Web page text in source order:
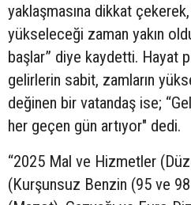
yaklaşmasına dikkat
yükseleceği zaman yakın
başlar” diye kaydetti. Hayat
gelirlerin sabit, zamların
değinen bir vatandaş ise;
her geçen gün artıyor" dedi.
“2025 Mal ve Hizmetler
(Kurşunsuz Benzin (95 ve